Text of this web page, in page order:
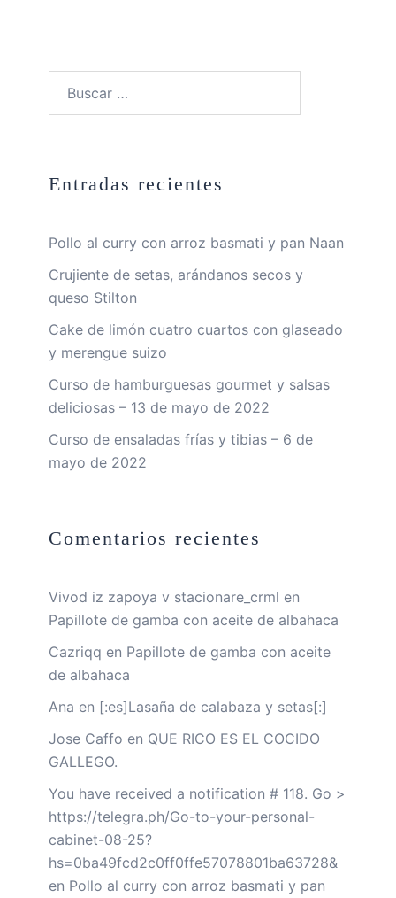
Entradas recientes
Pollo al curry con arroz basmati y pan Naan
Crujiente de setas, arándanos secos y
queso Stilton
Cake de limón cuatro cuartos con glaseado
y merengue suizo
Curso de hamburguesas gourmet y salsas
deliciosas – 13 de mayo de 2022
Curso de ensaladas frías y tibias – 6 de
mayo de 2022
Comentarios recientes
Vivod iz zapoya v stacionare_crml en
Papillote de gamba con aceite de albahaca
Cazriqq en Papillote de gamba con aceite
de albahaca
Ana en [:es]Lasaña de calabaza y setas[:]
Jose Caffo en QUE RICO ES EL COCIDO
GALLEGO.
You have received a notification # 118. Go >
https://telegra.ph/Go-to-your-personal-
cabinet-08-25?
hs=0ba49fcd2c0ff0ffe57078801ba63728&
en Pollo al curry con arroz basmati y pan